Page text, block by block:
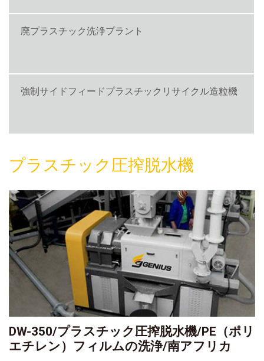
廃プラスチック洗浄プラント
強制サイドフィードプラスチックリサイクル造粒機
プラスチック圧搾脱水機
DW-350/プラスチック圧搾脱水機/PE（ポリ
エチレン）フィルムの洗浄/南アフリカ